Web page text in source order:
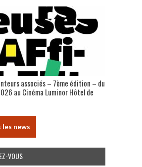
associés – 7ème édition – du
au Cinéma Luminor Hôtel de
news
VOUS